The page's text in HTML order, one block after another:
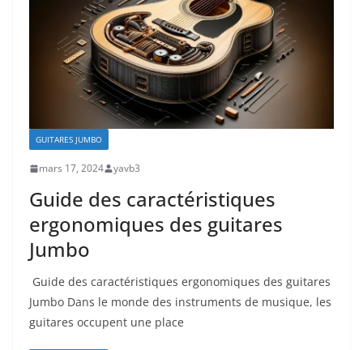
GUITARES JUMBO
mars 17, 2024 yavb3
Guide des caractéristiques
ergonomiques des guitares
Jumbo
​ Guide⁣ des caractéristiques ergonomiques des guitares
Jumbo Dans le monde des instruments de musique, ​les
guitares occupent une place‍